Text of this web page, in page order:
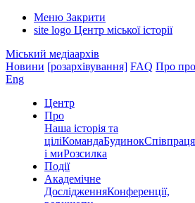
Меню Закрити
site logo Центр міської історії
Міський медіаархів
Новини [розархівування] FAQ Про
Eng
Центр
Про
Наша історія та
ціліКомандаБудинокСпівпраця
і миРозсилка
Події
Академічне
ДослідженняКонференції,